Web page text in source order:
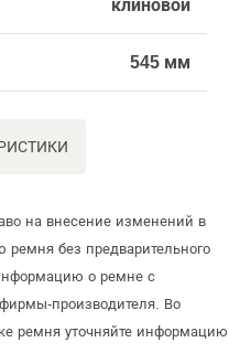
клиновой
545 мм
на внесение изменений в
без предварительного
о ремне с
производителя. Во
ремня уточняйте информацию